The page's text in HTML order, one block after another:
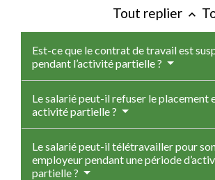
Tout replier keyboard_arrow_up
Est-ce que le contrat de travail est
pendant l’activité partielle ?
Le salarié peut-il refuser le placement
activité partielle ?
Le salarié peut-il télétravailler pour
employeur pendant une période
partielle ?